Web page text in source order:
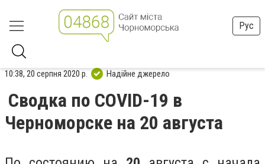
Рус
10:38, 20 серпня 2020 р. Надійне джерело
Сводка по COVID-19 в
Черноморске на 20 августа